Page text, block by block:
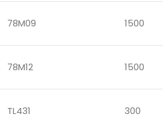
78M09 1500
78M12 1500
TL431 300